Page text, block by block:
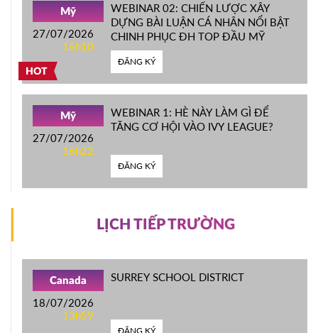
HOT
Mỹ
27/07/2026
16h10
WEBINAR 02: CHIẾN LƯỢC XÂY
DỰNG BÀI LUẬN CÁ NHÂN NỔI BẬT
CHINH PHỤC ĐH TOP ĐẦU MỸ
ĐĂNG KÝ
Mỹ
27/07/2026
16h22
WEBINAR 1: HÈ NÀY LÀM GÌ ĐỂ
TĂNG CƠ HỘI VÀO IVY LEAGUE?
ĐĂNG KÝ
LỊCH TIẾP TRƯỜNG
Canada
18/07/2026
13h59
SURREY SCHOOL DISTRICT
ĐĂNG KÝ